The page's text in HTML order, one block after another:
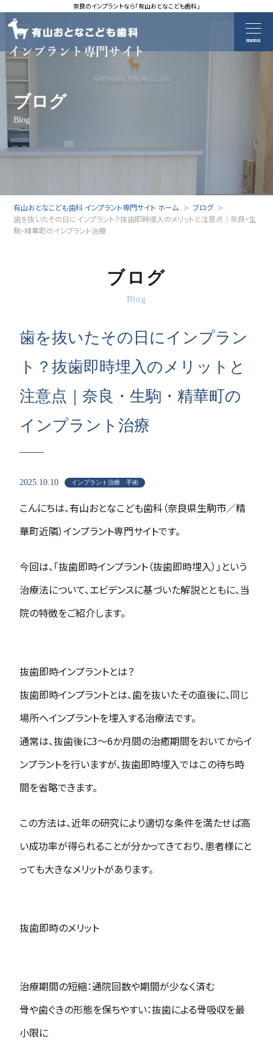
奈良のインプラントなら「有山おとなこども歯科」
menu
ブログ
Blog
有山おとなこども歯科 インプラント専門サイト ホーム
ブログ
歯を抜いたその日にインプラント？抜歯即時埋入のメリットと注意点｜奈良・生
駒・精華町のインプラント治療
ブログ
Blog
歯を抜いたその日にインプラン
ト？抜歯即時埋入のメリットと
注意点｜奈良・生駒・精華町の
インプラント治療
2025.10.10 インプラント治療 手術
こんにちは、有山おとなこども歯科（奈良県生駒市／精
華町近隣）インプラント専門サイトです。
今回は、「抜歯即時インプラント（抜歯即時埋入） 」という
治療法について、エビデンスに基づいた解説とともに、当
院の特徴をご紹介します。
抜歯即時インプラントとは？
抜歯即時インプラントとは、歯を抜いたその直後に、同じ
場所へインプラントを埋入する治療法です。
通常は、抜歯後に3〜6か月間の治癒期間をおいてからイ
ンプラントを行いますが、抜歯即時埋入ではこの待ち時
間を省略できます。
この方法は、近年の研究により適切な条件を満たせば高
い成功率が得られることが分かってきており、患者様にと
っても大きなメリットがあります。
抜歯即時のメリット
治療期間の短縮：通院回数や期間が少なく済む
骨や歯ぐきの形態を保ちやすい：抜歯による骨吸収を最
小限に